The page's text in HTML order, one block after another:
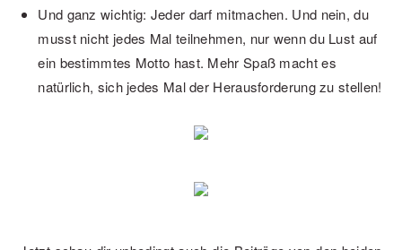
Und ganz wichtig: Jeder darf mitmachen. Und nein, du
musst nicht jedes Mal teilnehmen, nur wenn du Lust auf
ein bestimmtes Motto hast. Mehr Spaß macht es
natürlich, sich jedes Mal der Herausforderung zu stellen!